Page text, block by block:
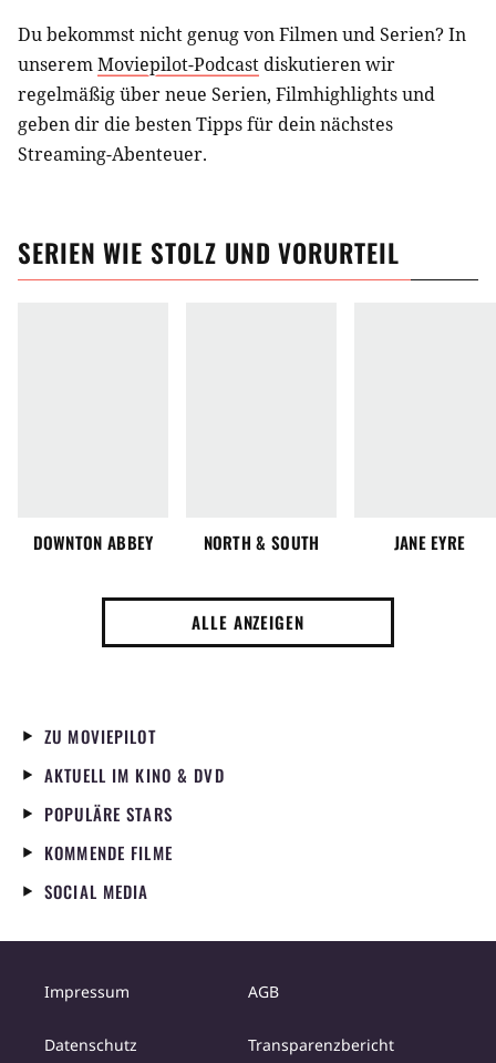
Du bekommst nicht genug von Filmen und Serien? In
unseremMoviepilot-Podcast diskutieren wir
regelmäßig über neue Serien, Filmhighlights und
geben dir die besten Tipps für dein nächstes
Streaming-Abenteuer.
SERIEN WIE STOLZ UND VORURTEIL
DOWNTON ABBEY NORTH & SOUTH JANE EYRE
ALLE ANZEIGEN
ZU MOVIEPILOT
AKTUELL IM KINO & DVD
POPULÄRE STARS
KOMMENDE FILME
SOCIAL MEDIA
Impressum AGB
Datenschutz Transparenzbericht